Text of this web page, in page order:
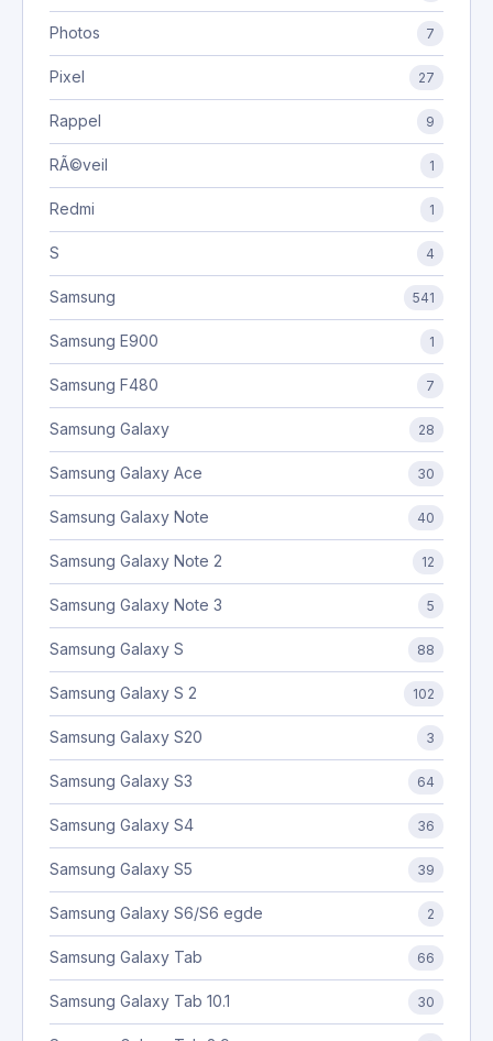
Photos 7
Pixel 27
Rappel 9
RÃ©veil 1
Redmi 1
S 4
Samsung 541
Samsung E900 1
Samsung F480 7
Samsung Galaxy 28
Samsung Galaxy Ace 30
Samsung Galaxy Note 40
Samsung Galaxy Note 2 12
Samsung Galaxy Note 3 5
Samsung Galaxy S 88
Samsung Galaxy S 2 102
Samsung Galaxy S20 3
Samsung Galaxy S3 64
Samsung Galaxy S4 36
Samsung Galaxy S5 39
Samsung Galaxy S6/S6 egde 2
Samsung Galaxy Tab 66
Samsung Galaxy Tab 10.1 30